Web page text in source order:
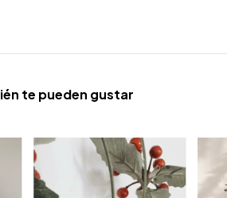
te pueden gustar